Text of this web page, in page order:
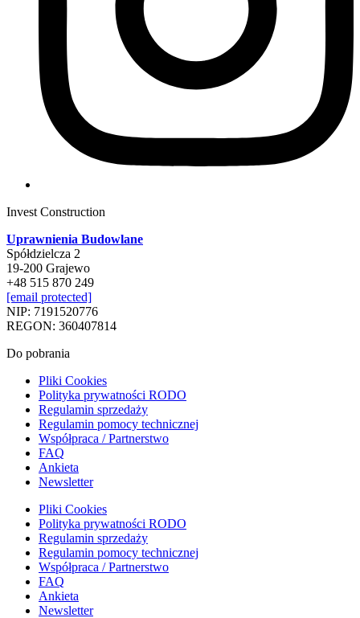
Invest Construction
Uprawnienia Budowlane
Spółdzielcza 2
19-200 Grajewo
+48 515 870 249
[email protected]
NIP: 7191520776
REGON: 360407814
Do pobrania
Pliki Cookies
Polityka prywatności RODO
Regulamin sprzedaży
Regulamin pomocy technicznej
Współpraca / Partnerstwo
FAQ
Ankieta
Newsletter
Pliki Cookies
Polityka prywatności RODO
Regulamin sprzedaży
Regulamin pomocy technicznej
Współpraca / Partnerstwo
FAQ
Ankieta
Newsletter